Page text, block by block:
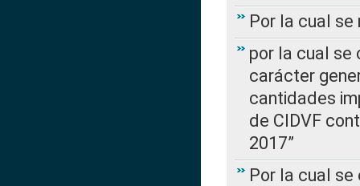
Por la cual se
por la cual se
carácter
cantidades
de CIDVF
2017”
Por la cual